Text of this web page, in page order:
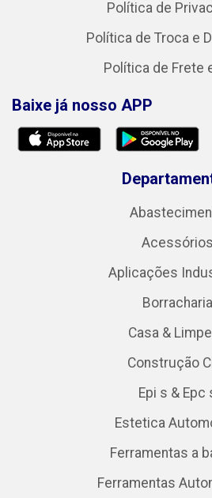
Política de
Política de Troca e
Política de Frete
Baixe já nosso APP
Acessórios
Aplicações
Borracharia
Casa &
Construção
Epi s & Epc
Estetica
Ferramentas a
Ferramentas